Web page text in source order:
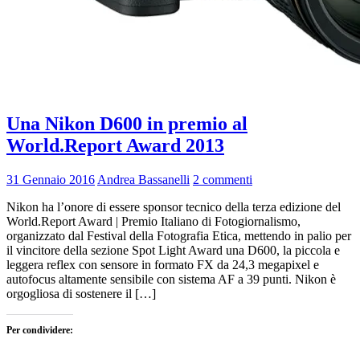
Una Nikon D600 in premio al
World.Report Award 2013
31 Gennaio 2016 Andrea Bassanelli 2 commenti
Nikon ha l’onore di essere sponsor tecnico della terza edizione del
World.Report Award | Premio Italiano di Fotogiornalismo,
organizzato dal Festival della Fotografia Etica, mettendo in palio per
il vincitore della sezione Spot Light Award una D600, la piccola e
leggera reflex con sensore in formato FX da 24,3 megapixel e
autofocus altamente sensibile con sistema AF a 39 punti. Nikon è
orgogliosa di sostenere il […]
Per condividere: